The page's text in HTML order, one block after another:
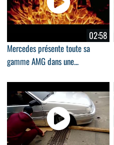
02:58
Mercedes présente toute sa
gamme AMG dans une...